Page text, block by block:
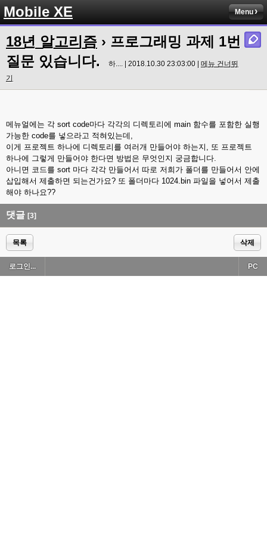
Mobile XE Menu
18년 알고리즘 › 프로그래밍 과제 1번
질문 있습니다.
하.... | 2018.10.30 23:03:00 | 메뉴 건너뛰
기
메뉴얼에는 각 sort code마다 각각의 디렉토리에 main 함수를 포함한 실행
가능한 code를 넣으라고 적혀있는데,
이게 프로젝트 하나에 디렉토리를 여러개 만들어야 하는지, 또 프로젝트
하나에 그렇게 만들어야 한다면 방법은 무엇인지 궁금합니다.
아니면 코드를 sort 마다 각각 만들어서 따로 저희가 폴더를 만들어서 안에
삽입해서 제출하면 되는건가요? 또 폴더마다 1024.bin 파일을 넣어서 제출
해야 하나요??
댓글 [3]
목록 삭제
로그인... PC